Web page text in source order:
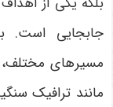
جابجایی
مسیرهای
مانند ترافیک